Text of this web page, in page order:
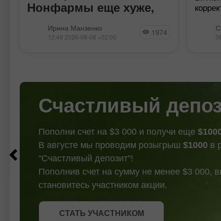
Нонфармы еще хуже,
Пара евро-доллар в пятницу
протестировала уровень
И хотя покупатели eur/usd не смогли
преодолеть этот ценовой
Ирина Манзенко
12:49 2026-08-08 +02:00 1974
Счастливый
Пополни счет на $3 000 и получи еще
В августе мы проводим розыгрыш $1000 в
"Счастливый депозит"!
Пополнив счет на сумму не менее $3 000,
становитесь участником акции.
СТАТЬ УЧАСТНИКОМ
ПОЛУЧИТЬ БОНУС